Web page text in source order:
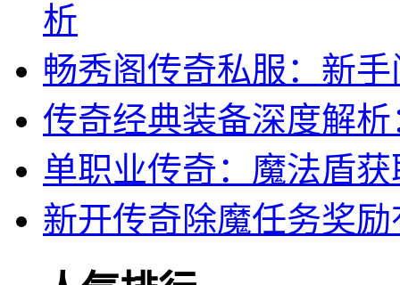
析
畅秀阁传奇私服：新
传奇经典装备深度解
单职业传奇：魔法盾
新开传奇除魔任务奖